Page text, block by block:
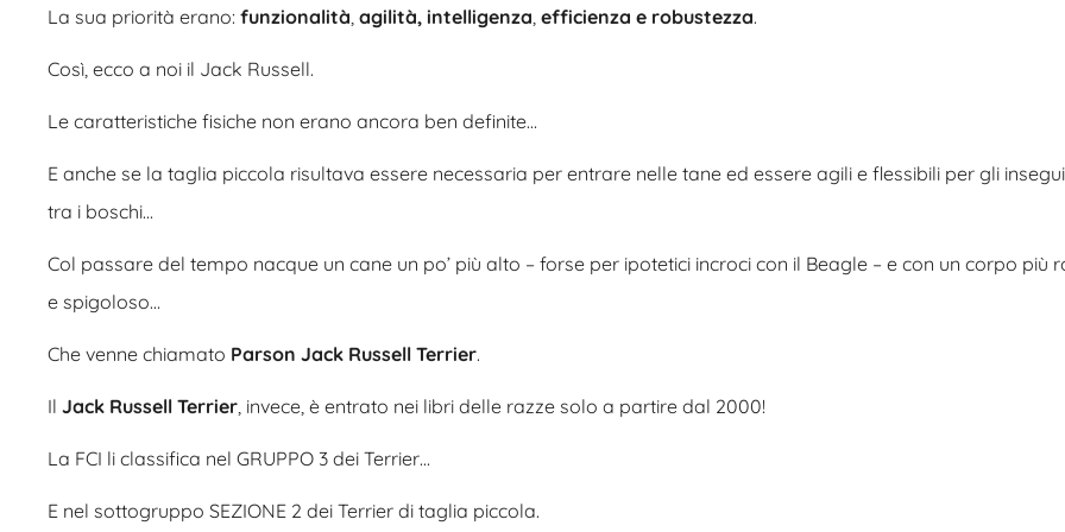
La sua priorità erano: funzionalità, agilità, intelligenza, efficienza e robustezza.
Così, ecco a noi il Jack Russell.
Le caratteristiche fisiche non erano ancora ben definite…
E anche se la taglia piccola risultava essere necessaria per entrare nelle tane ed essere agili e flessibili per gli
tra i boschi…
Col passare del tempo nacque un cane un po’ più alto – forse per ipotetici incroci con il Beagle – e con un corpo più
e spigoloso…
Che venne chiamato Parson Jack Russell Terrier.
Il Jack Russell Terrier, invece, è entrato nei libri delle razze solo a partire dal 2000!
La FCI li classifica nel GRUPPO 3 dei Terrier…
E nel sottogruppo SEZIONE 2 dei Terrier di taglia piccola.